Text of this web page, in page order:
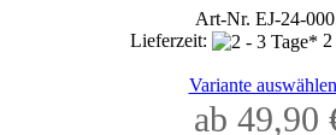
Art-Nr. EJ-24-
Lieferzeit:
Variante
ab 49,90